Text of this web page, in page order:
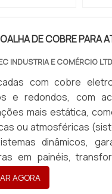
DE COBRE PARA
INDUSTRIA E COMÉRCIO
com cobre
e redondos, com
mais estática,
ou atmosféricas
dinâmicos,
em painéis,
sob medida, com
com rapidez e
AGORA